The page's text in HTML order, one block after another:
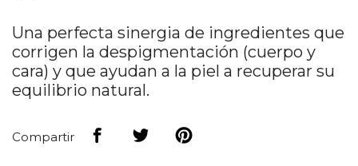
Una perfecta sinergia de ingredientes que
corrigen la despigmentación (cuerpo y
cara) y que ayudan a la piel a recuperar su
equilibrio natural.
Compartir